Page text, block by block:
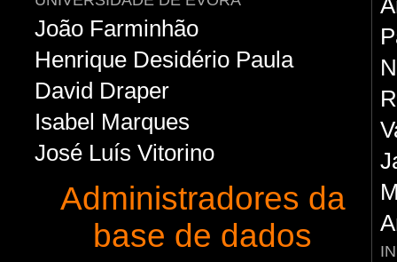
João Farminhão
Henrique Desidério Paula
David Draper
Isabel Marques
José Luís Vitorino
Administradores da
base de dados